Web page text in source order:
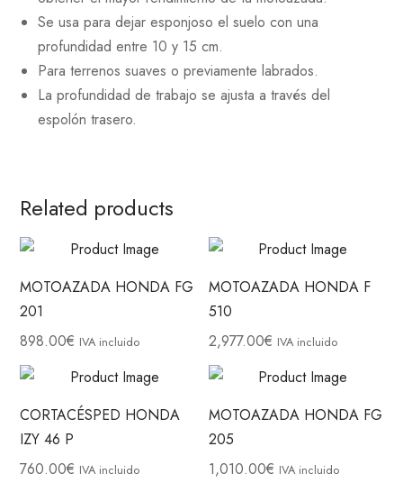
Se usa para dejar esponjoso el suelo con una
profundidad entre 10 y 15 cm.
Para terrenos suaves o previamente labrados.
La profundidad de trabajo se ajusta a través del
espolón trasero.
Related products
MOTOAZADA HONDA FG
201
898.00€ IVA incluido
MOTOAZADA HONDA F
510
2,977.00€ IVA incluido
CORTACÉSPED HONDA
IZY 46 P
760.00€ IVA incluido
MOTOAZADA HONDA FG
205
1,010.00€ IVA incluido